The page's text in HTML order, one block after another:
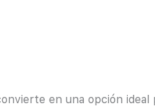
en una opción ideal